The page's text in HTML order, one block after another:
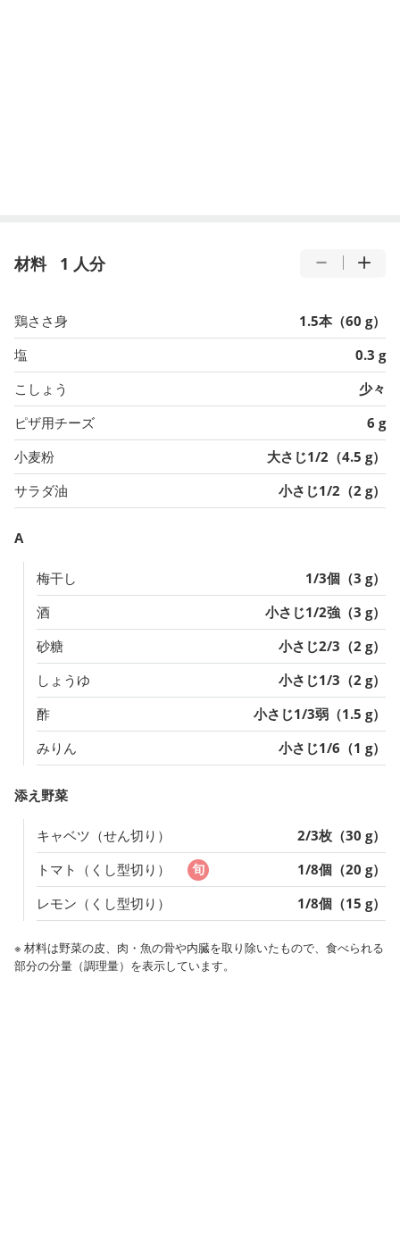
材料 1 人分
鶏ささ身
1.5本（60 g）
塩
0.3 g
こしょう
少々
ピザ用チーズ
6 g
小麦粉
大さじ1/2（4.5 g）
サラダ油
小さじ1/2（2 g）
A
梅干し
1/3個（3 g）
酒
小さじ1/2強（3 g）
砂糖
小さじ2/3（2 g）
しょうゆ
小さじ1/3（2 g）
酢
小さじ1/3弱（1.5 g）
みりん
小さじ1/6（1 g）
添え野菜
キャベツ（せん切り）
2/3枚（30 g）
トマト（くし型切り）
1/8個（20 g）
レモン（くし型切り）
1/8個（15 g）
※ 材料は野菜の皮、肉・魚の骨や内臓を取り除いたもので、食べられる
部分の分量（調理量）を表示しています。